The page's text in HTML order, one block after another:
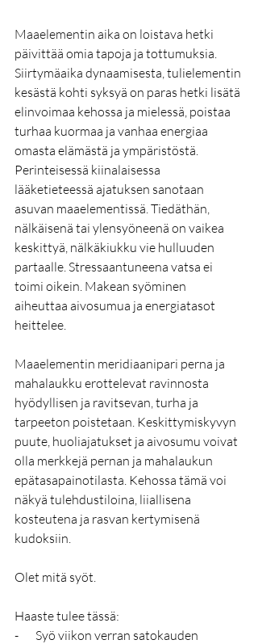
Maaelementin aika on loistava hetki
päivittää omia tapoja ja tottumuksia.
Siirtymäaika dynaamisesta, tulielementin
kesästä kohti syksyä on paras hetki lisätä
elinvoimaa kehossa ja mielessä, poistaa
turhaa kuormaa ja vanhaa energiaa
omasta elämästä ja ympäristöstä.
Perinteisessä kiinalaisessa
lääketieteessä ajatuksen sanotaan
asuvan maaelementissä. Tiedäthän,
nälkäisenä tai ylensyöneenä on vaikea
keskittyä, nälkäkiukku vie hulluuden
partaalle. Stressaantuneena vatsa ei
toimi oikein. Makean syöminen
aiheuttaa aivosumua ja energiatasot
heittelee.
Maaelementin meridiaanipari perna ja
mahalaukku erottelevat ravinnosta
hyödyllisen ja ravitsevan, turha ja
tarpeeton poistetaan. Keskittymiskyvyn
puute, huoliajatukset ja aivosumu voivat
olla merkkejä pernan ja mahalaukun
epätasapainotilasta. Kehossa tämä voi
näkyä tulehdustiloina, liiallisena
kosteutena ja rasvan kertymisenä
kudoksiin.
Olet mitä syöt.
Haaste tulee tässä:
-       Syö viikon verran satokauden